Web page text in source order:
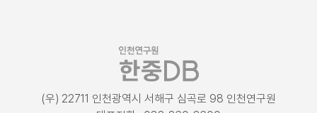
(우) 22711 인천광역시 서해구 심곡로 98 인천연구원